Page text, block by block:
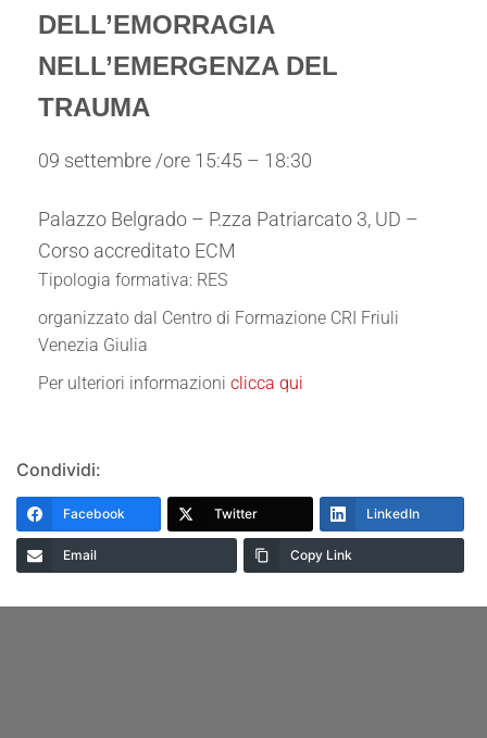
DELL’EMORRAGIA
NELL’EMERGENZA DEL
TRAUMA
09 settembre /ore 15:45 – 18:30
Palazzo Belgrado – P.zza Patriarcato 3, UD –
Corso accreditato ECM
Tipologia formativa: RES
organizzato dal Centro di Formazione CRI Friuli
Venezia Giulia
Per ulteriori informazioni clicca qui
Condividi:
Facebook Twitter LinkedIn
Email Copy Link